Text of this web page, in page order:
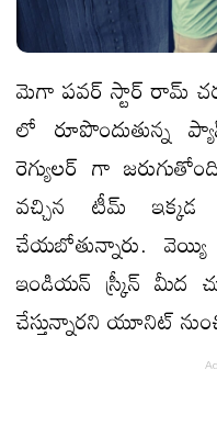
మెగా పవర్ స్టార్ రామ్
లో రూపొందుతున్న
రెగ్యులర్ గా
వచ్చిన టీమ్ ఇక్కడ
చేయబోతున్నారు.
ఇండియన్ స్క్రీన్ మీద
చేస్తున్నారని యూనిట్